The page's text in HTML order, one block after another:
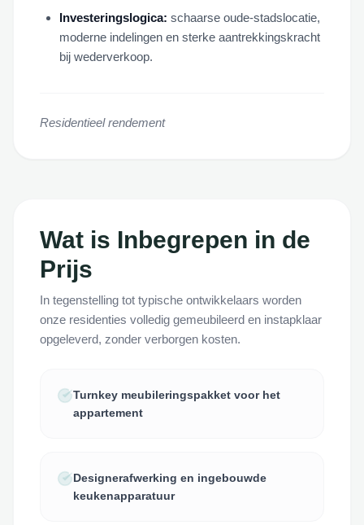
Investeringslogica: schaarse oude-stadslocatie,
moderne indelingen en sterke aantrekkingskracht
bij wederverkoop.
Residentieel rendement
Wat is Inbegrepen in de
Prijs
In tegenstelling tot typische ontwikkelaars worden
onze residenties volledig gemeubileerd en instapklaar
opgeleverd, zonder verborgen kosten.
Turnkey meubileringspakket voor het
appartement
Designerafwerking en ingebouwde
keukenapparatuur